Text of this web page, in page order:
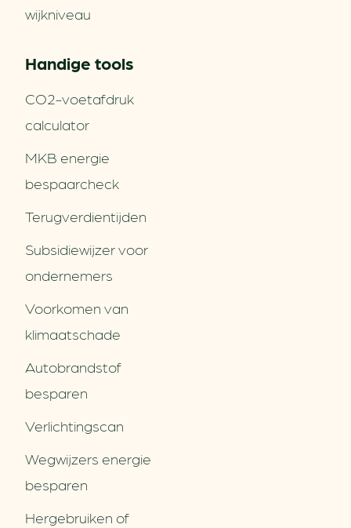
wijkniveau
Handige tools
CO2-voetafdruk
calculator
MKB energie
bespaarcheck
Terugverdien­tijden
Subsidiewijzer voor
ondernemers
Voorkomen van
klimaatschade
Autobrandstof
besparen
Verlichtingscan
Wegwijzers energie
besparen
Hergebruiken of